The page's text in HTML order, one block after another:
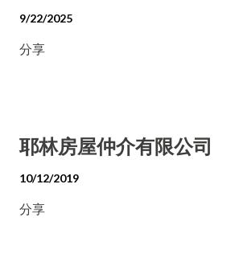
9/22/2025
分享
耶林房屋仲介有限公司
10/12/2019
分享